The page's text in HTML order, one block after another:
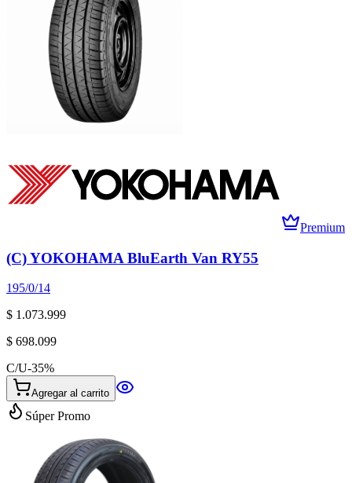
Premium
(C) YOKOHAMA BluEarth Van RY55
195/0/14
$ 1.073.999
$ 698.099
C/U-35%
Agregar al carrito
Súper Promo